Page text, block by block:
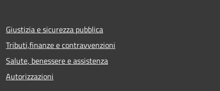
Giustizia e sicurezza pubblica
Tributi,finanze e contravvenzioni
Salute, benessere e assistenza
Autorizzazioni